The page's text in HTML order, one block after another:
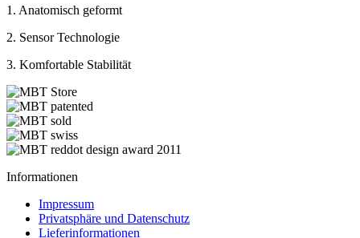
1. Anatomisch geformt
2. Sensor Technologie
3. Komfortable Stabilität
Informationen
Impressum
Privatsphäre und Datenschutz
Lieferinformationen